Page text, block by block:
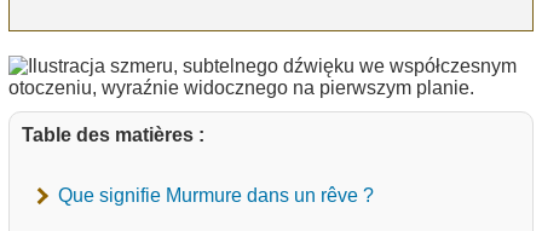
Table des matières :
Que signifie Murmure dans un rêve ?